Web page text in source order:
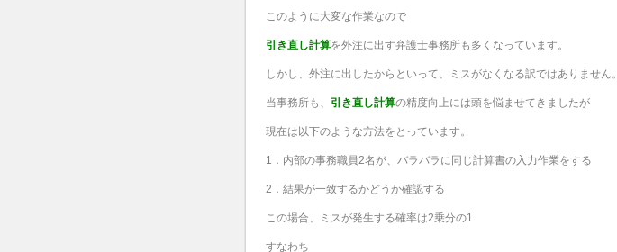
このように大変な作業なので
引き直し計算を外注に出す弁護士事務所も多くなっています。
しかし、外注に出したからといって、ミスがなくなる訳ではありません。
当事務所も、 引き直し計算の精度向上には頭を悩ませてきましたが
現在は以下のような方法をとっています。
1．内部の事務職員2名が、バラバラに同じ計算書の入力作業をする
2．結果が一致するかどうか確認する
この場合、ミスが発生する確率は2乗分の1
すなわち